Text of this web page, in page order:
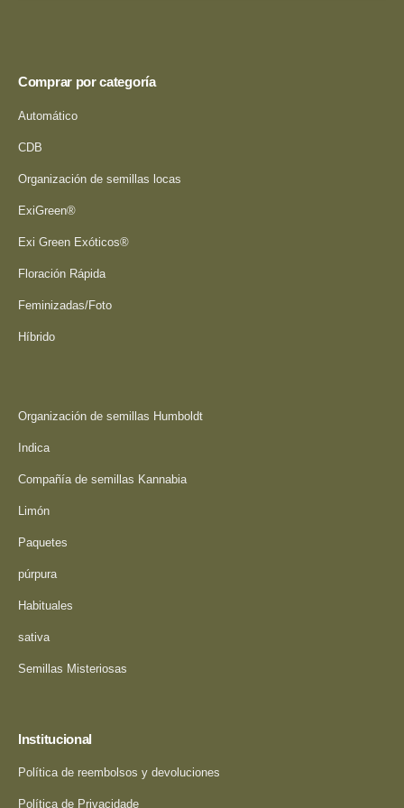
Comprar por categoría
Automático
CDB
Organización de semillas locas
ExiGreen®
Exi Green Exóticos®
Floración Rápida
Feminizadas/Foto
Híbrido
Organización de semillas Humboldt
Indica
Compañía de semillas Kannabia
Limón
Paquetes
púrpura
Habituales
sativa
Semillas Misteriosas
Institucional
Política de reembolsos y devoluciones
Política de Privacidade